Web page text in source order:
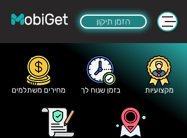
הזמן תיקון
מחירים משתלמים בזמן שנוח לך מקצועיות